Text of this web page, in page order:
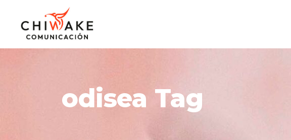
odisea Tag